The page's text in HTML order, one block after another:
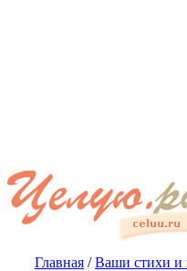
Главная /Ваши стихи и